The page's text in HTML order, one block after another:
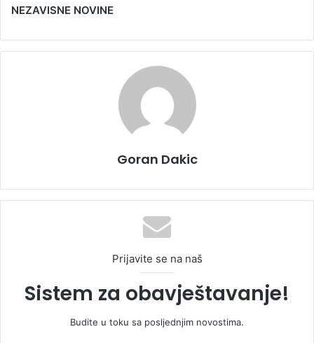
NEZAVISNE NOVINE
Goran Dakic
Prijavite se na naš
Sistem za obavještavanje!
Budite u toku sa posljednjim novostima.